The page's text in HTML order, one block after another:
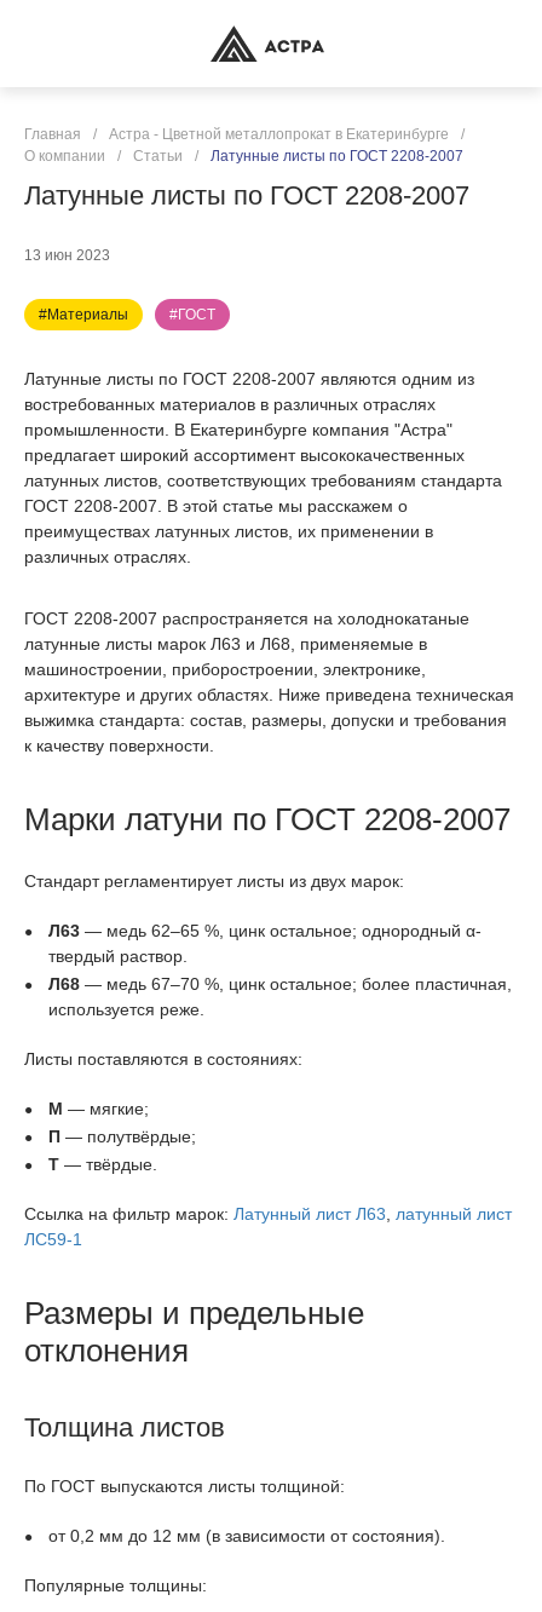
Главная / Астра - Цветной металлопрокат в Екатеринбурге
/
О компании
/ Статьи / Латунные листы по ГОСТ 2208-2007
Латунные листы по ГОСТ 2208-2007
13 июн 2023
#Материалы #ГОСТ
Латунные листы по ГОСТ 2208-2007 являются одним из
востребованных материалов в различных отраслях
промышленности. В Екатеринбурге компания "Астра"
предлагает широкий ассортимент высококачественных
латунных листов, соответствующих требованиям стандарта
ГОСТ 2208-2007. В этой статье мы расскажем о
преимуществах латунных листов, их применении в
различных отраслях.
ГОСТ 2208-2007 распространяется на холоднокатаные
латунные листы марок Л63 и Л68, применяемые в
машиностроении, приборостроении, электронике,
архитектуре и других областях. Ниже приведена техническая
выжимка стандарта: состав, размеры, допуски и требования
к качеству поверхности.
Марки латуни по ГОСТ 2208-2007
Стандарт регламентирует листы из двух марок:
Л63 — медь 62–65 %, цинк остальное; однородный α-
твердый раствор.
Л68 — медь 67–70 %, цинк остальное; более пластичная,
используется реже.
Листы поставляются в состояниях:
М — мягкие;
П — полутвёрдые;
Т — твёрдые.
Ссылка на фильтр марок: Латунный лист Л63
латунный лист
ЛС59-1
Размеры и предельные
отклонения
Толщина листов
По ГОСТ выпускаются листы толщиной:
от 0,2 мм до 12 мм (в зависимости от состояния).
Популярные толщины: